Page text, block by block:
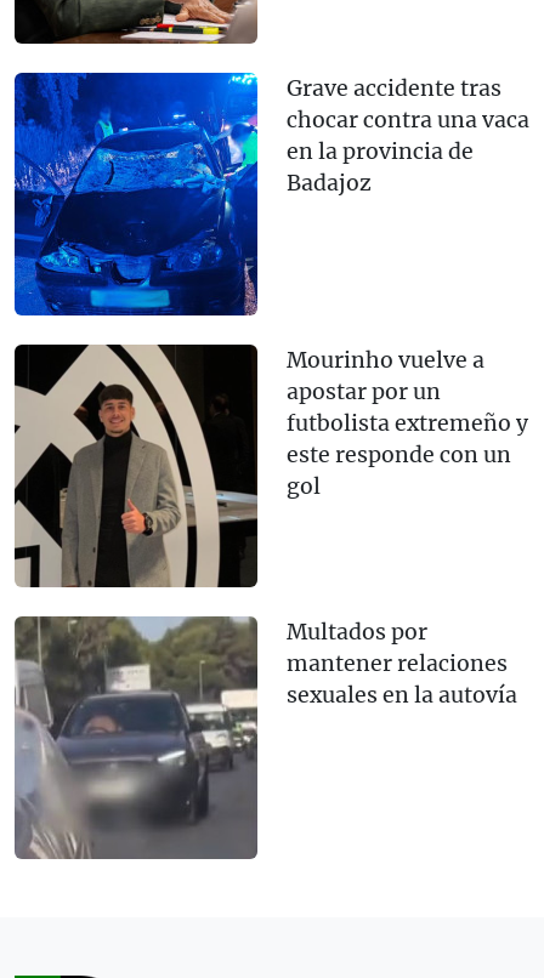
Grave accidente tras
chocar contra una vaca
en la provincia de
Badajoz
Mourinho vuelve a
apostar por un
futbolista extremeño y
este responde con un
gol
Multados por
mantener relaciones
sexuales en la autovía